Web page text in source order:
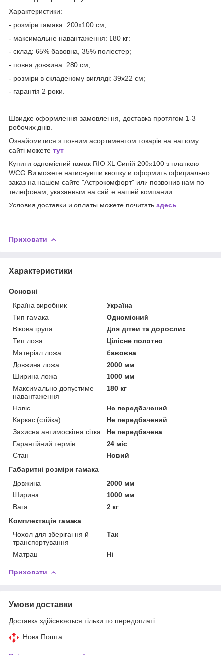
Характеристики:
- розміри гамака: 200х100 см;
- максимальне навантаження: 180 кг;
- склад: 65% бавовна, 35% поліестер;
- повна довжина: 280 см;
- розміри в складеному вигляді: 39х22 см;
- гарантія 2 роки.
Швидке оформлення замовлення, доставка протягом 1-3
робочих днів.
Ознайомитися з повним асортиментом товарів на нашому
сайті можете тут
Купити одномісний гамак RIO XL Синій 200х100 з планкою
WCG Ви можете натиснувши кнопку и оформить официально
заказ на нашем сайте "Астрокомфорт" или позвонив нам по
телефонам, указанным на сайте нашей компании.
Условия доставки и оплаты можете почитать здесь
Приховати
Характеристики
Основні
Країна виробник
Україна
Тип гамака
Одномісний
Вікова група
Для дітей та дорослих
Тип ложа
Цілісне полотно
Матеріал ложа
бавовна
Довжина ложа
2000 мм
Ширина ложа
1000 мм
Максимально допустиме
навантаження
180 кг
Навіс
Не передбачений
Каркас (стійка)
Не передбачений
Захисна антимоскітна сітка
Не передбачена
Гарантійний термін
24 міс
Стан
Новий
Габаритні розміри гамака
Довжина
2000 мм
Ширина
1000 мм
Вага
2 кг
Комплектація гамака
Чохол для зберігання й
транспортування
Так
Матрац Ні
Приховати
Умови доставки
Доставка здійснюється тільки по передоплаті.
Нова Пошта